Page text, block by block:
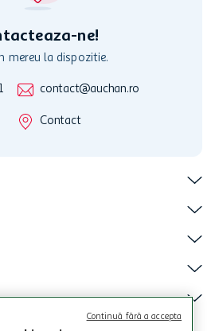
ne!
mereu la dispozitie.
contact@auchan.ro
Contact
Continuă fără a accepta